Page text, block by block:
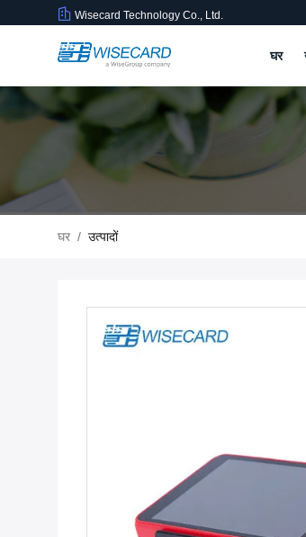
Wisecard Technology Co., Ltd.
घर
घर / उत्पादों